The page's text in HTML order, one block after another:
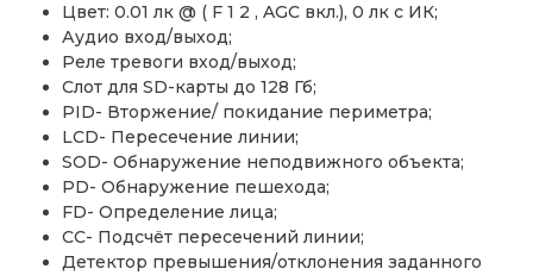
Цвет: 0.01 лк @ ( F 1 2 , AGC вкл.), 0 лк с ИК;
Аудио вход/выход;
Реле тревоги вход/выход;
Слот для SD-карты до 128 Гб;
PID- Вторжение/ покидание периметра;
LCD- Пересечение линии;
SOD- Обнаружение неподвижного объекта;
PD- Обнаружение пешехода;
FD- Определение лица;
CC- Подсчёт пересечений линии;
Детектор превышения/отклонения заданного